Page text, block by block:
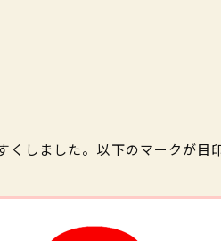
しました。以下のマークが目印